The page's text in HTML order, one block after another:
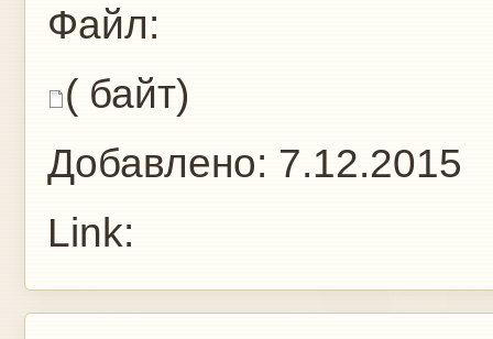
Файл:
( байт)
Добавлено: 7.12.2015
Link: